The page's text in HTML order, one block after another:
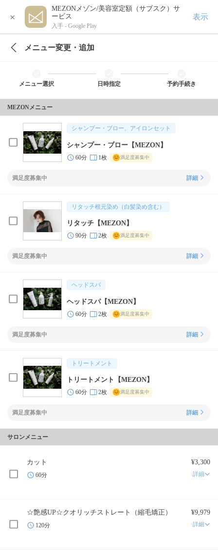
×
MEZONメゾン/美容室定額（サブスク）サ
ービス
入手 - Google Play
表示
メニュー変更・追加
メニュー選択 日時指定 予約手続き
MEZONメニュー
シャンプー・ブロー、アイロンセット
シャンプー・ブロー【MEZON】
60分 1枚 満足度募集中
満足度募集中 詳細
リタッチ根元染め（白髪染め含む）
リタッチ【MEZON】
90分 2枚 満足度募集中
満足度募集中 詳細
ヘッドスパ
ヘッドスパ【MEZON】
60分 2枚 満足度募集中
満足度募集中 詳細
トリートメント
トリートメント【MEZON】
60分 2枚 満足度募集中
満足度募集中 詳細
サロンメニュー
カット ¥3,300
60分 詳細
☆艶感UP☆クオリッチストレート（縮毛矯正） ¥9,979
120分 詳細